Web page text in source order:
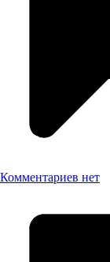
Комментариев нет